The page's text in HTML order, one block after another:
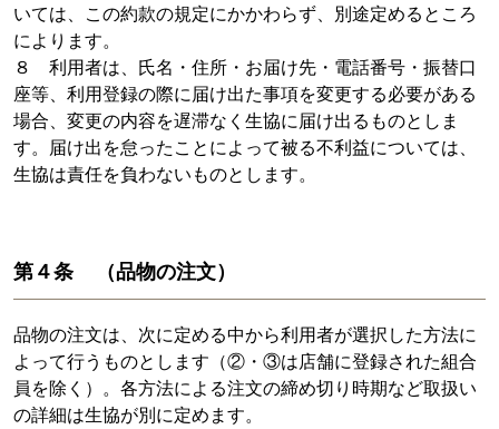
いては、この約款の規定にかかわらず、別途定めるところ
によります。
８ 利用者は、氏名・住所・お届け先・電話番号・振替口
座等、利用登録の際に届け出た事項を変更する必要がある
場合、変更の内容を遅滞なく生協に届け出るものとしま
す。届け出を怠ったことによって被る不利益については、
生協は責任を負わないものとします。
第４条 （品物の注文）
品物の注文は、次に定める中から利用者が選択した方法に
よって行うものとします（②・③は店舗に登録された組合
員を除く）。各方法による注文の締め切り時期など取扱い
の詳細は生協が別に定めます。